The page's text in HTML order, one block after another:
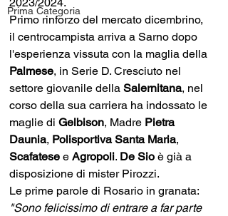
Prima Categoria
Primo rinforzo del mercato dicembrino,
il centrocampista arriva a Sarno dopo
l'esperienza vissuta con la maglia della
Palmese, in Serie D. Cresciuto nel
settore giovanile della Salernitana, nel
corso della sua carriera ha indossato le
maglie di Gelbison, Madre Pietra
Daunia, Polisportiva Santa Maria,
Scafatese e Agropoli. De Sio è già a
disposizione di mister Pirozzi.
Le prime parole di Rosario in granata:
"Sono felicissimo di entrare a far parte